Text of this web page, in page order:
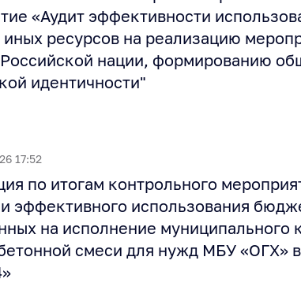
«Аудит эффективности
иных ресурсов на реализацию
нации, формированию
идентичности"
17:52
по итогам контрольного
эффективного использования
на исполнение муниципального
смеси для нужд МБУ «ОГХ»